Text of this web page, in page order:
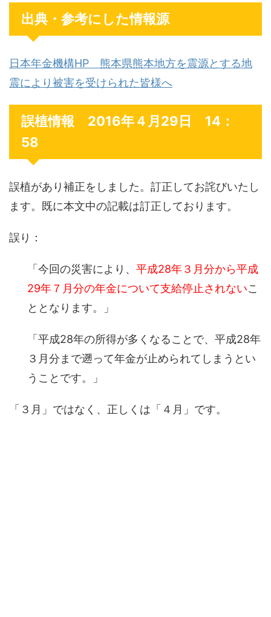
出典・参考にした情報源
日本年金機構HP 熊本県熊本地方を震源とする地
震により被害を受けられた皆様へ
誤植情報 2016年４月29日 14：
58
誤植があり補正をしました。訂正してお詫びいたし
ます。既に本文中の記載は訂正しております。
誤り：
「今回の災害により、 平成28年３月分から平成
29年７月分の年金について支給停止されないこ
ととなります。」
「平成28年の所得が多くなることで、平成28年
３月分まで遡って年金が止められてしまうとい
うことです。」
「３月」ではなく、正しくは「４月」です。